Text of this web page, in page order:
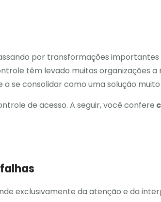
por transformações importantes
têm levado muitas organizações
a se consolidar como uma solução
de acesso. A seguir, você confere
exclusivamente da atenção e da